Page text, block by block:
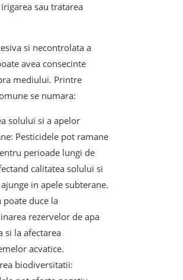
sau tratarea
si necontrolata a
avea consecinte
mediului. Printre
se numara:
solului si a apelor
Pesticidele pot ramane
perioade lungi de
calitatea solului si
in apele subterane.
poate duce la
rezervelor de apa
si la afectarea
acvatice.
biodiversitatii: